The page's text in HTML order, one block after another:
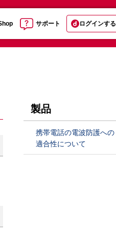
サポート ログインする
製品
携帯電話の電波防護への
適合性について